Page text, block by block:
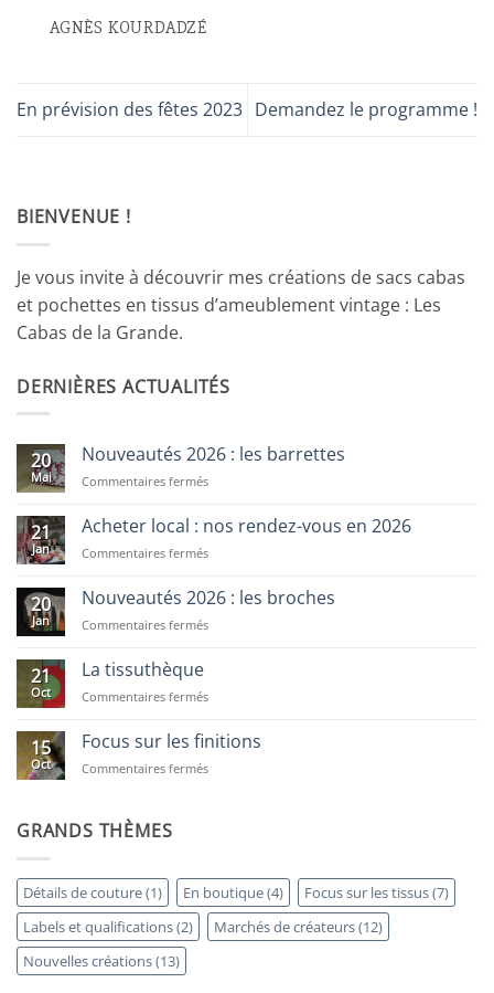
BIENVENUE !
Je vous invite à découvrir mes créations de sacs cabas
et pochettes en tissus d’ameublement vintage : Les
Cabas de la Grande.
DERNIÈRES ACTUALITÉS
20
Mai
Nouveautés 2026 : les barrettes
Commentaires ferméssur
les
21
Jan
Acheter local : nos rendez-vous en 2026
Commentaires ferméssur
local
:
nos
2026
20
Jan
Nouveautés 2026 : les broches
Commentaires ferméssur
les
21
Oct
La tissuthèque
Commentaires ferméssur
tissuthèque
15
Oct
Focus sur les finitions
Commentaires ferméssur
GRANDS THÈMES
Détails de couture(1) En boutique(4) Focus sur les tissus(7)
Labels et qualifications(2) Marchés de créateurs(12)
Nouvelles créations(13)
AGNÈS KOURDADZÉ
En prévision des fêtes 2023 Demandez le programme !